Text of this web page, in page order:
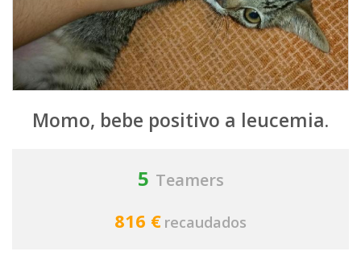
Momo, bebe positivo a leucemia.
5 Teamers
816 € recaudados